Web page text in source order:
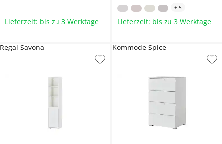
Lieferzeit: bis zu 3 Werktage
+ 5
Lieferzeit: bis zu 3 Werktage
Regal Savona Kommode Spice